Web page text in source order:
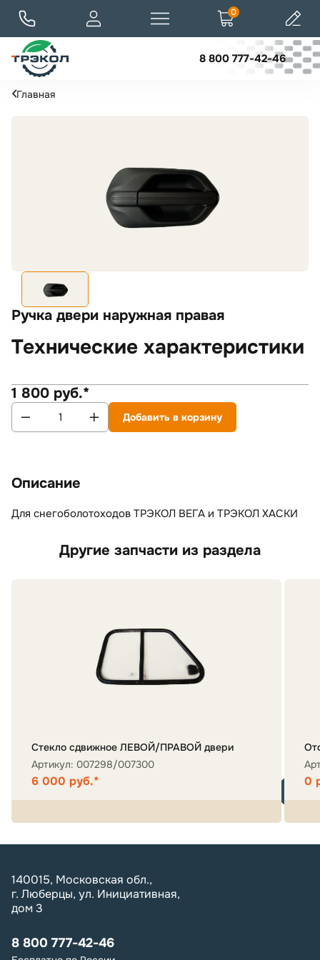
8 800 777-42-46
0
Главная
Ручка двери наружная правая
Технические характеристики
1 800 руб.*
Добавить в корзину
Описание
Для снегоболотоходов ТРЭКОЛ ВЕГА и ТРЭКОЛ ХАСКИ
Другие запчасти из раздела
Стекло сдвижное ЛЕВОЙ/ПРАВОЙ двери
Артикул: 007298/007300
6 000 руб.* 0
140015, Московская обл.,
г. Люберцы, ул. Инициативная,
дом 3
8 800 777-42-46